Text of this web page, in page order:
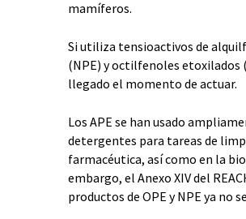
mamíferos.
Si utiliza tensioactivos de
(NPE) y octilfenoles etoxilados
llegado el momento de actuar.
Los APE se han usado
detergentes para tareas de
farmacéutica, así como en la
embargo, el Anexo XIV del
productos de OPE y NPE ya no